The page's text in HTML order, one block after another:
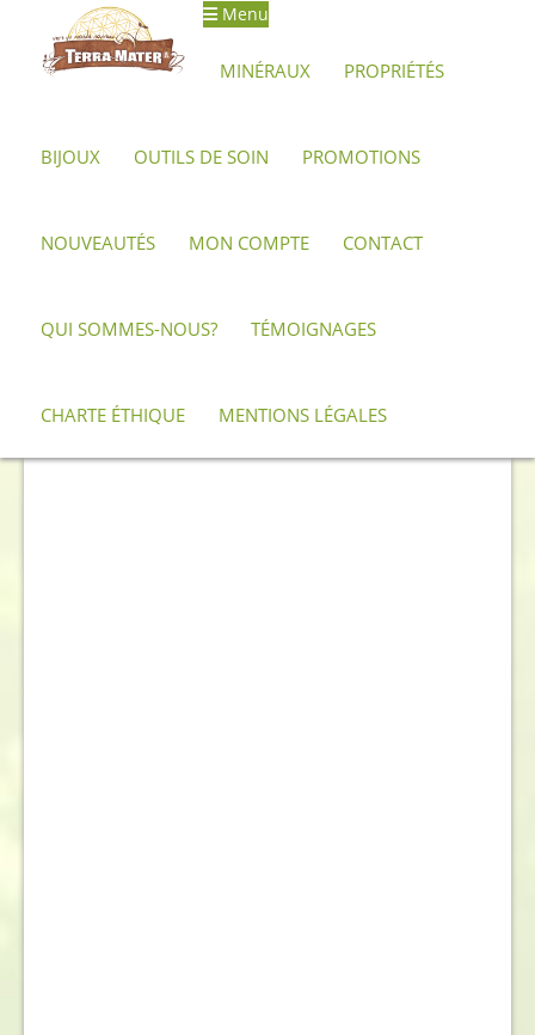
Aller
Aller
au
Menu
MINÉRAUX PROPRIÉTÉS
BIJOUX OUTILS DE SOIN PROMOTIONS
NOUVEAUTÉS MON COMPTE CONTACT
QUI SOMMES-NOUS? TÉMOIGNAGES
CHARTE ÉTHIQUE MENTIONS LÉGALES
Accueil Minéraux, pierres et cristaux
Obsidienne